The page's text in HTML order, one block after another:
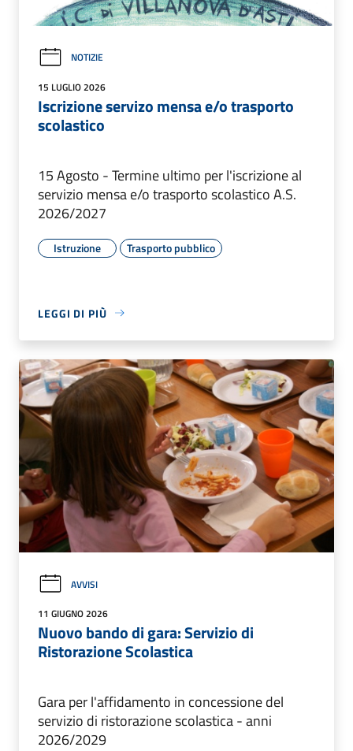
NOTIZIE
15 LUGLIO 2026
Iscrizione servizo mensa e/o trasporto
scolastico
15 Agosto - Termine ultimo per l'iscrizione al
servizio mensa e/o trasporto scolastico A.S.
2026/2027
Istruzione Trasporto pubblico
LEGGI DI PIÙ
AVVISI
11 GIUGNO 2026
Nuovo bando di gara: Servizio di
Ristorazione Scolastica
Gara per l'affidamento in concessione del
servizio di ristorazione scolastica - anni
2026/2029